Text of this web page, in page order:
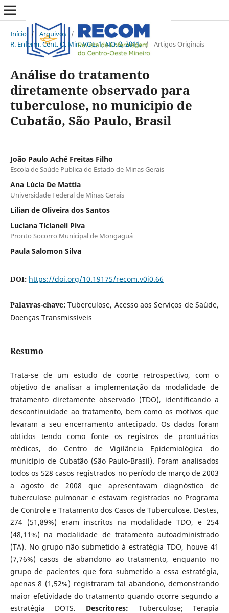
Início / Arquivos /
R. Enferm. Cent. O. Min. VOL. 1, NO. 2, 2011. / Artigos Originais
Análise do tratamento
diretamente observado para
tuberculose, no municipio de
Cubatão, São Paulo, Brasil
João Paulo Aché Freitas Filho
Escola de Saúde Publica do Estado de Minas Gerais
Ana Lúcia De Mattia
Universidade Federal de Minas Gerais
Lilian de Oliveira dos Santos
Luciana Ticianeli Piva
Pronto Socorro Municipal de Mongaguá
Paula Salomon Silva
DOI: https://doi.org/10.19175/recom.v0i0.66
Palavras-chave:Tuberculose, Acesso aos Serviços de Saúde,
Doenças Transmissíveis
Resumo
Trata-se de um estudo de coorte retrospectivo, com o
objetivo de analisar a implementação da modalidade de
tratamento diretamente observado (TDO), identificando a
descontinuidade ao tratamento, bem como os motivos que
levaram a seu encerramento antecipado. Os dados foram
obtidos tendo como fonte os registros de prontuários
médicos, do Centro de Vigilância Epidemiológica do
município de Cubatão (São Paulo-Brasil). Foram analisados
todos os 528 casos registrados no período de março de 2003
a agosto de 2008 que apresentavam diagnóstico de
tuberculose pulmonar e estavam registrados no Programa
de Controle e Tratamento dos Casos de Tuberculose. Destes,
274 (51,89%) eram inscritos na modalidade TDO, e 254
(48,11%) na modalidade de tratamento autoadministrado
(TA). No grupo não submetido à estratégia TDO, houve 41
(7,76%) casos de abandono ao tratamento, enquanto no
grupo de pacientes que fora submetido a essa estratégia,
apenas 8 (1,52%) registraram tal abandono, demonstrando
maior efetividade do tratamento quando ocorre segundo a
estratégia DOTS. Descritores: Tuberculose; Terapia